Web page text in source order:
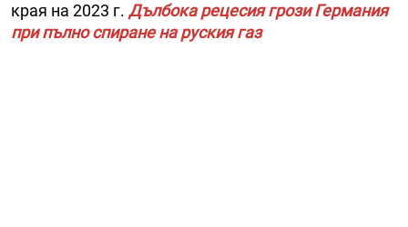
края на 2023 г. Дълбока рецесия грози Германия
при пълно спиране на руския газ